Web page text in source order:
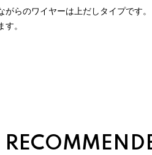
らのワイヤーは上だしタイプです。
。